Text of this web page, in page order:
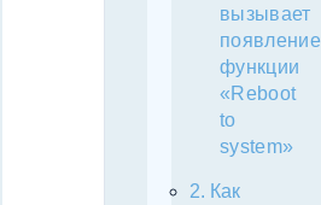
вызывает
появление
функции
«Reboot
to
system»
Как